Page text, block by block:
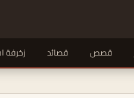
قصص قصائد زخرفة